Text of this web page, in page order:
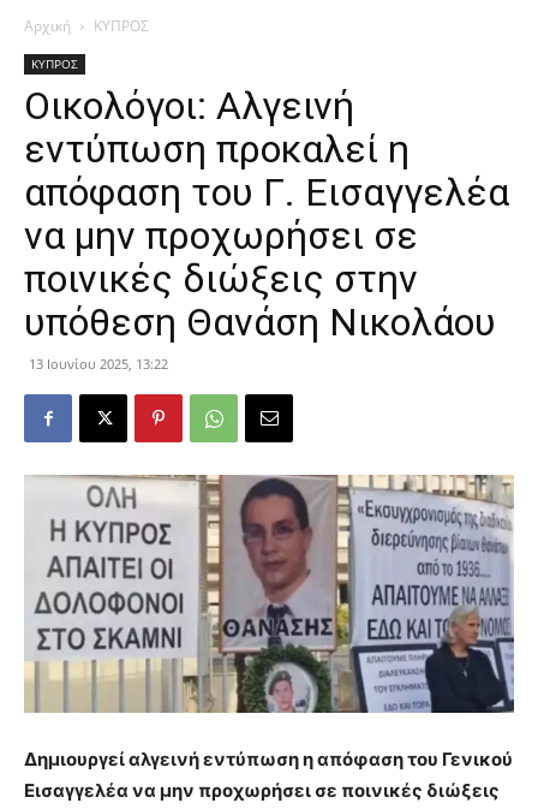
Αρχική ΚΥΠΡΟΣ
ΚΥΠΡΟΣ
Οικολόγοι: Aλγεινή
εντύπωση προκαλεί η
απόφαση του Γ. Εισαγγελέα
να μην προχωρήσει σε
ποινικές διώξεις στην
υπόθεση Θανάση Νικολάου
13 Ιουνίου 2025, 13:22
Δημιουργεί αλγεινή εντύπωση η απόφαση του Γενικού
Εισαγγελέα να μην προχωρήσει σε ποινικές διώξεις